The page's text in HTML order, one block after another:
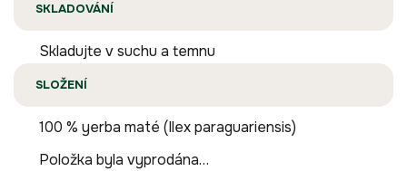
SKLADOVÁNÍ
Skladujte v suchu a temnu
SLOŽENÍ
100 % yerba maté (Ilex paraguariensis)
Položka byla vyprodána…